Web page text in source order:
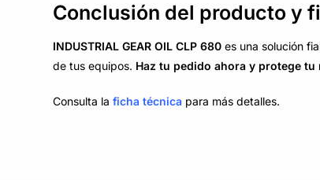
Conclusión del producto y
INDUSTRIAL GEAR OIL CLP 680 es una solución
de tus equipos. Haz tu pedido ahora y protege
Consulta la ficha técnica para más detalles.